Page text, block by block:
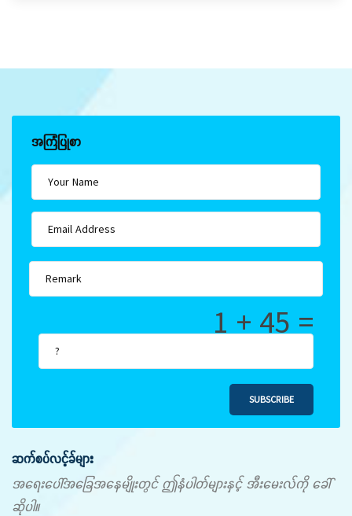
အကြံပြုစာ
1 + 45 =
SUBSCRIBE
ဆက်စပ်လင့်ခ်များ
အရေးပေါ်အခြေအနေမျိုးတွင် ဤနံပါတ်များနှင့် အီးမေးလ်ကို ခေါ်
ဆိုပါ။